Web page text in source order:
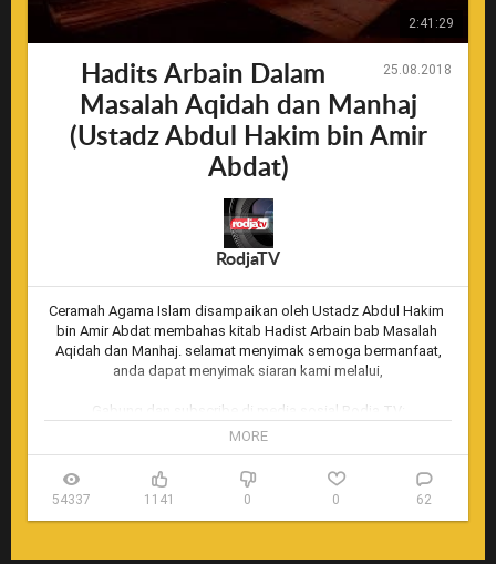
2:41:29
25.08.2018
Hadits Arbain Dalam
Masalah Aqidah dan Manhaj
(Ustadz Abdul Hakim bin Amir
Abdat)
RodjaTV
Ceramah Agama Islam disampaikan oleh Ustadz Abdul Hakim
bin Amir Abdat membahas kitab Hadist Arbain bab Masalah
Aqidah dan Manhaj. selamat menyimak semoga bermanfaat,
anda dapat menyimak siaran kami melalui,
Gabung dan subscribe di media sosial Rodja TV:
Youtube: youtube.com/rodjatv/
Twitter: twitter.com/rodjatv
Google+: google.com/+rodjatv
Situs web:
http://rodja.tv
MORE
54337 1141 0 0 62